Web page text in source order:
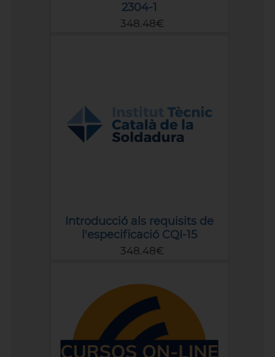
2304-1
348.48€
Introducció als requisits de
l'especificació CQI-15
348.48€